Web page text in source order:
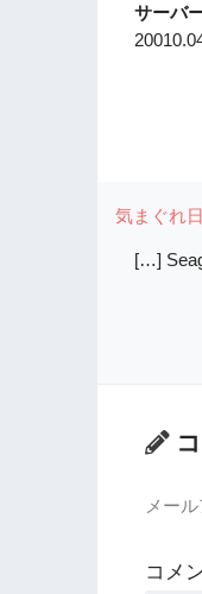
サーバ
気まぐれ
[…]
メー
コメ